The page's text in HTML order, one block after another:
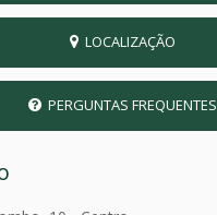
LOCALIZAÇÃO
PERGUNTAS FREQUENTES